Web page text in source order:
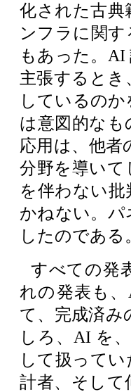
化された古典
ンフラに関
もあった。AI
主張するとき
しているの
は意図的なも
応用は、他
分野を導いて
を伴わない
かねない。パ
したのである
すべての発
れの発表も
て、完成済み
しろ、AI を
して扱って
計者、そして